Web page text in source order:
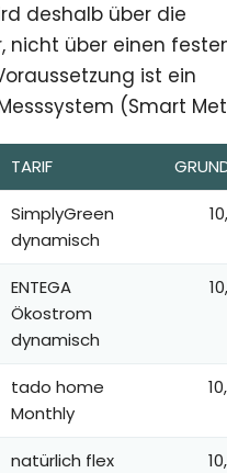
deshalb über die
nicht über einen
ist ein
(Smart
TARIF
SimplyGreen
dynamisch
ENTEGA
Ökostrom
dynamisch
tado home
Monthly
natürlich flex